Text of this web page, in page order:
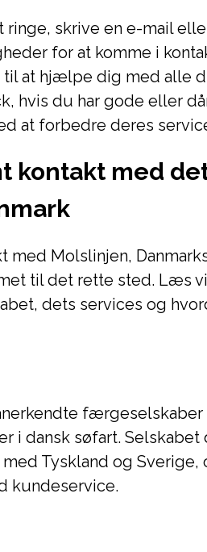
skrive en e-mail
for at komme i
til at hjælpe dig med alle
hvis du har gode eller
at forbedre deres
kontakt med
med Molslinjen,
til det rette sted. Læs
dets services og
færgeselskaber
i dansk søfart.
Tyskland og Sverige,
kundeservice.